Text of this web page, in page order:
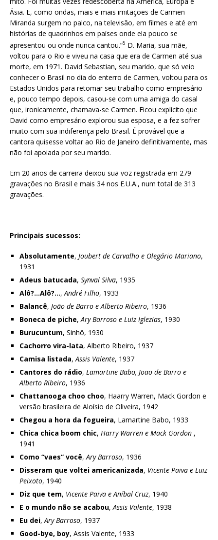
Ásia. E, como ondas, mais e mais imitações de Carmen
Miranda surgem no palco, na televisão, em filmes e até em
histórias de quadrinhos em países onde ela pouco se
apresentou ou onde nunca cantou.”5 D. Maria, sua mãe,
voltou para o Rio e viveu na casa que era de Carmen até sua
morte, em 1971. David Sebastian, seu marido, que só veio
conhecer o Brasil no dia do enterro de Carmen, voltou para os
Estados Unidos para retomar seu trabalho como empresário
e, pouco tempo depois, casou-se com uma amiga do casal
que, ironicamente, chamava-se Carmen. Ficou explícito que
David como empresário explorou sua esposa, e a fez sofrer
muito com sua indiferença pelo Brasil. É provável que a
cantora quisesse voltar ao Rio de Janeiro definitivamente, mas
não foi apoiada por seu marido.
Em 20 anos de carreira deixou sua voz registrada em 279
gravações no Brasil e mais 34 nos E.U.A., num total de 313
gravações.
Principais sucessos:
Absolutamente, Joubert de Carvalho e Olegário Mariano,
1931
Adeus batucada, Synval Silva, 1935
Alô?…Alô?…,André Filho, 1933
Balancê, João de Barro e Alberto Ribeiro, 1936
Boneca de piche,Ary Barroso e Luiz Iglezias, 1930
Burucuntum, Sinhô, 1930
Cachorro vira-lata, Alberto Ribeiro, 1937
Camisa listada,Assis Valente, 1937
Cantores do rádio, Lamartine Babo, João de Barro e
Alberto Ribeiro, 1936
Chattanooga choo choo, Haarry Warren, Mack Gordon e
versão brasileira de Aloísio de Oliveira, 1942
Chegou a hora da fogueira, Lamartine Babo, 1933
Chica chica boom chic, Harry Warren e Mack Gordon ,
1941
Como “vaes” você,Ary Barroso, 1936
Disseram que voltei americanizada, Vicente Paiva e Luiz
Peixoto, 1940
Diz que tem, Vicente Paiva e Aníbal Cruz, 1940
E o mundo não se acabou,Assis Valente, 1938
Eu dei,Ary Barroso, 1937
Good-bye, boy, Assis Valente, 1933